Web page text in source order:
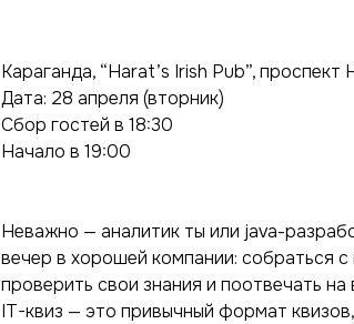
Караганда, “Harat’s Irish Pub”,
Дата: 28 апреля (вторник)
Сбор гостей в 18:30
Начало в 19:00
Неважно — аналитик ты или java-
вечер в хорошей компании: собраться
проверить свои знания и поотвечать
IT-квиз — это привычный формат